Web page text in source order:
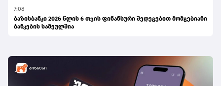
7:08
ბაზისბანკი 2026 წლის 6 თვის ფინანსური შედეგებით მომგებიანი
ბანკების სამეულშია